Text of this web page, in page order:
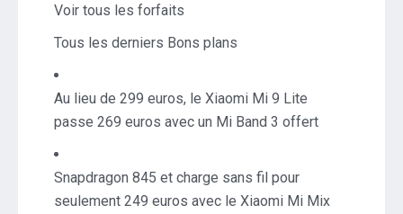
Voir tous les forfaits
Tous les derniers Bons plans
Au lieu de 299 euros, le Xiaomi Mi 9 Lite
passe 269 euros avec un Mi Band 3 offert
Snapdragon 845 et charge sans fil pour
seulement 249 euros avec le Xiaomi Mi Mix